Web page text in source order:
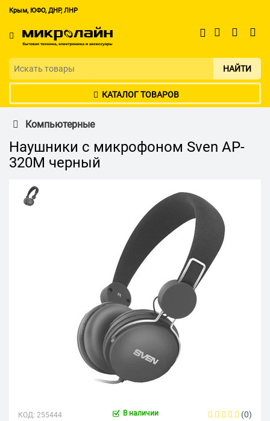
Крым, ЮФО, ДНР, ЛНР
НАЙТИ
КАТАЛОГ ТОВАРОВ
Компьютерные
Наушники с микрофоном Sven AP-
320M черный
КОД: 255444 В наличии (0)